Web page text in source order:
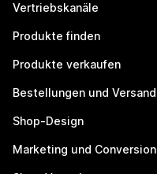
Vertriebskanäle
Produkte finden
Produkte verkaufen
Bestellungen und Versand
Shop-Design
Marketing und Conversion